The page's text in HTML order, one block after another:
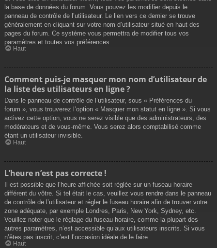
la base de données du forum. Vous pouvez les modifier depuis le
panneau de contrôle de l’utilisateur. Le lien vers ce dernier se trouve
généralement en cliquant sur votre nom d’utilisateur situé en haut des
pages du forum. Ce système vous permettra de modifier tous vos
paramètres et toutes vos préférences.
Haut
Comment puis-je masquer mon nom d’utilisateur de
la liste des utilisateurs en ligne ?
Dans le panneau de contrôle de l’utilisateur, sous « Préférences du
forum », vous trouverez l’option « Masquer mon statut en ligne ». Si vous
activez cette option, vous ne serez visible que des administrateurs, des
modérateurs et de vous-même. Vous serez alors comptabilisé comme
étant un utilisateur invisible.
Haut
L’heure n’est pas correcte !
Il est possible que l’heure affichée soit réglée sur un fuseau horaire
différent du vôtre. Si tel était le cas, veuillez vous rendre dans le panneau
de contrôle de l’utilisateur et régler le fuseau horaire afin de trouver votre
zone adéquate, par exemple Londres, Paris, New York, Sydney, etc.
Veuillez noter que le réglage du fuseau horaire, comme la plupart des
autres paramètres, n’est accessible qu’aux utilisateurs inscrits. Si vous
n’êtes pas inscrit, c’est l’occasion idéale de le faire.
Haut